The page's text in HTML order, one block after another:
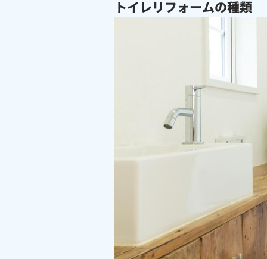
トイレリフォームの種類